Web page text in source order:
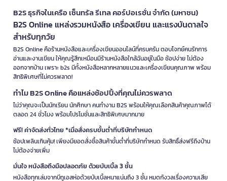
B2S ธุรกิจในเครือ เซ็นทรัล รีเทล คอร์ปอเรชั่น จำกัด (มหาชน)
B2S Online แหล่งรวมหนังสือ เครื่องเขียน และแรงบันดาลใจ
สำหรับทุกวัย
B2S Online คือร้านหนังสือและเครื่องเขียนออนไลน์ที่ครบครัน ตอบโจทย์คนรักการ
อ่านและงานเขียน ให้คุณรู้สึกเหมือนมีร้านหนังสือใกล้ฉันอยู่ในมือ ช้อปง่าย ไม่ต้อง
ออกจากบ้าน เพราะ b2s มีทั้งหนังสือหลากหลายแนวและเครื่องเขียนคุณภาพ พร้อม
สิทธิพิเศษที่ไม่ควรพลาด!
ทำไม B2S Online คือแหล่งช้อปปิ้งที่คุณไม่ควรพลาด
ไม่ว่าคุณจะเป็นนักเรียน นักศึกษา คนทำงาน B2S พร้อมให้คุณเลือกสินค้าคุณภาพได้
ตลอด 24 ชั่วโมง พร้อมโปรโมชั่นและสิทธิพิเศษมากมาย
ฟรี! ค่าจัดส่งทั่วไทย *เมื่อสั่งครบขั้นต่ำที่บริษัทกำหนด
ช้อปเพลินเกินคุ้ม! เพียงมียอดสั่งซื้อสินค้าขั้นต่ำที่บริษัทกำหนด รับสิทธิ์ส่งฟรีถึงบ้าน
ไม่ต้องจ่ายเพิ่ม
มั่นใจ หนังสือถึงมือปลอดภัย ด้วยบับเบิ้ล 3 ชั้น
หนังสือทุกเล่มจากบีทูเอสห่อด้วยบับเบิ้ลหนาแน่นถึง 3 ชั้น หมดกังวลเรื่องความเสีย